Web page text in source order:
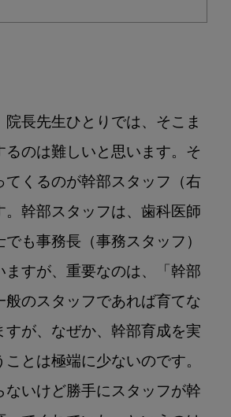
院長先生ひとりでは、そこま
るのは難しいと思います。そ
てくるのが幹部スタッフ（右
。幹部スタッフは、歯科医師
も事務長（事務スタッフ）
ますが、重要なのは、「幹部
般のスタッフであれば育てな
すが、なぜか、幹部育成を実
とは極端に少ないのです。
ないけど勝手にスタッフが幹